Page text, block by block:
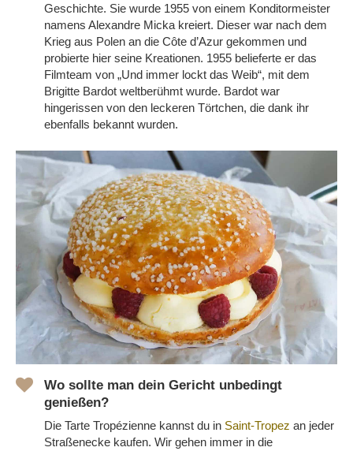
Geschichte. Sie wurde 1955 von einem Konditormeister
namens Alexandre Micka kreiert. Dieser war nach dem
Krieg aus Polen an die Côte d’Azur gekommen und
probierte hier seine Kreationen. 1955 belieferte er das
Filmteam von „Und immer lockt das Weib“, mit dem
Brigitte Bardot weltberühmt wurde. Bardot war
hingerissen von den leckeren Törtchen, die dank ihr
ebenfalls bekannt wurden.
Wo sollte man dein Gericht unbedingt
genießen?
Die Tarte Tropézienne kannst du in Saint-Tropez an jeder
Straßenecke kaufen. Wir gehen immer in die